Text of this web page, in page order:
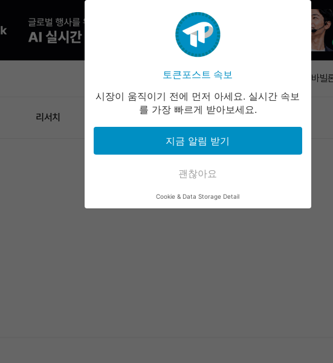
삼성
빗썸, 바
시부터 일
비트코인
마이클 세
빗썸, 바빌
리서치 라운지 커뮤니티
토큰포스트 속보
시장이 움직이기 전에 먼저 아세요. 실시간 속보
를 가장 빠르게 받아보세요.
지금 알림 받기
괜찮아요
Cookie & Data Storage Detail